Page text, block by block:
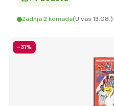
Zadnja 2 komada(U vas 13.08.)
-31%